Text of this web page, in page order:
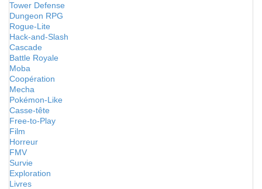
Tower Defense
Dungeon RPG
Rogue-Lite
Hack-and-Slash
Cascade
Battle Royale
Moba
Coopération
Mecha
Pokémon-Like
Casse-tête
Free-to-Play
Film
Horreur
FMV
Survie
Exploration
Livres